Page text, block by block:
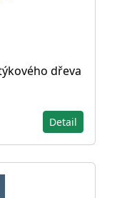
dřeva
Detail